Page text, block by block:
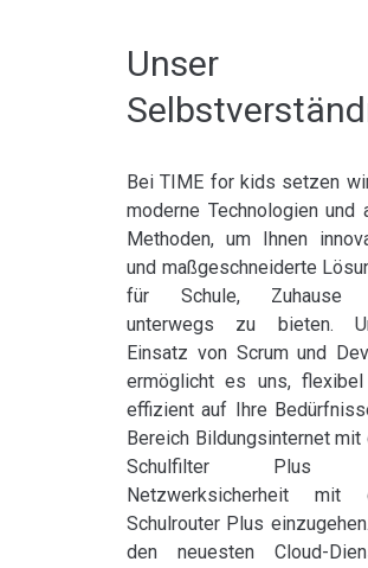
Dialog CenterUnser
Bei TIME for kids setzen
moderne Technologien und
Methoden, um Ihnen
und maßgeschneiderte
für Schule, Zuhause
unterwegs zu bieten.
Einsatz von Scrum und
ermöglicht es uns, flexibel
effizient auf Ihre
Bereich Bildungsinternet mit
Schulfilter Plus
Netzwerksicherheit mit
Schulrouter Plus
den neuesten Cloud-